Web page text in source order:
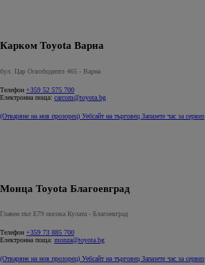
Карком Toyota Варна
бул. Цар Освободител 465 - Варна
Телефон +359 52 575 700
Електронна поща: carcom@toyota.bg
(Отваряне на нов прозорец) Уебсайт на търговец Запазете час за сервиз
Монца Toyota Благоевград
Главен път Е79 посока Кулата - Благоевград
Телефон +359 73 885 700
Електронна поща: monza@toyota.bg
(Отваряне на нов прозорец) Уебсайт на търговец Запазете час за сервиз